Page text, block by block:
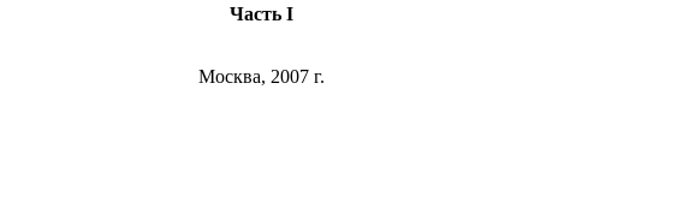
Часть I
Москва, 2007 г.